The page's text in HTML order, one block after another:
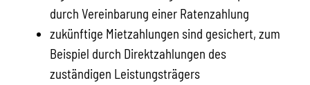
durch Vereinbarung einer Ratenzahlung
zukünftige Mietzahlungen sind gesichert, zum
Beispiel durch Direktzahlungen des
zuständigen Leistungsträgers